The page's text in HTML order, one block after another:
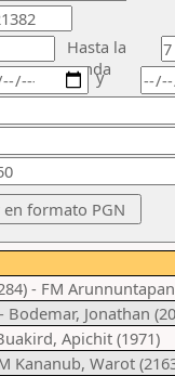
Hasta la
ronda
y
- FM
Jonathan
Apichit (1971)
Kananub, Warot